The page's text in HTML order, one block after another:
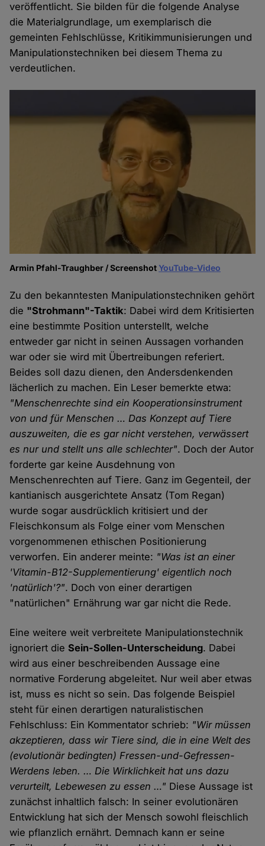
veröffentlicht. Sie bilden für die folgende Analyse
die Materialgrundlage, um exemplarisch die
gemeinten Fehlschlüsse, Kritikimmunisierungen und
Manipulationstechniken bei diesem Thema zu
verdeutlichen.
Armin Pfahl-Traughber / Screenshot YouTube-Video
Zu den bekanntesten Manipulationstechniken gehört
die "Strohmann"-Taktik: Dabei wird dem Kritisierten
eine bestimmte Position unterstellt, welche
entweder gar nicht in seinen Aussagen vorhanden
war oder sie wird mit Übertreibungen referiert.
Beides soll dazu dienen, den Andersdenkenden
lächerlich zu machen. Ein Leser bemerkte etwa:
"Menschenrechte sind ein Kooperationsinstrument
von und für Menschen … Das Konzept auf Tiere
auszuweiten, die es gar nicht verstehen, verwässert
es nur und stellt uns alle schlechter". Doch der Autor
forderte gar keine Ausdehnung von
Menschenrechten auf Tiere. Ganz im Gegenteil, der
kantianisch ausgerichtete Ansatz (Tom Regan)
wurde sogar ausdrücklich kritisiert und der
Fleischkonsum als Folge einer vom Menschen
vorgenommenen ethischen Positionierung
verworfen. Ein anderer meinte: "Was ist an einer
'Vitamin-B12-Supplementierung' eigentlich noch
'natürlich'?". Doch von einer derartigen
"natürlichen" Ernährung war gar nicht die Rede.
Eine weitere weit verbreitete Manipulationstechnik
ignoriert dieSein-Sollen-Unterscheidung. Dabei
wird aus einer beschreibenden Aussage eine
normative Forderung abgeleitet. Nur weil aber etwas
ist, muss es nicht so sein. Das folgende Beispiel
steht für einen derartigen naturalistischen
Fehlschluss: Ein Kommentator schrieb: "Wir müssen
akzeptieren, dass wir Tiere sind, die in eine Welt des
(evolutionär bedingten) Fressen-und-Gefressen-
Werdens leben. … Die Wirklichkeit hat uns dazu
verurteilt, Lebewesen zu essen …" Diese Aussage ist
zunächst inhaltlich falsch: In seiner evolutionären
Entwicklung hat sich der Mensch sowohl fleischlich
wie pflanzlich ernährt. Demnach kann er seine